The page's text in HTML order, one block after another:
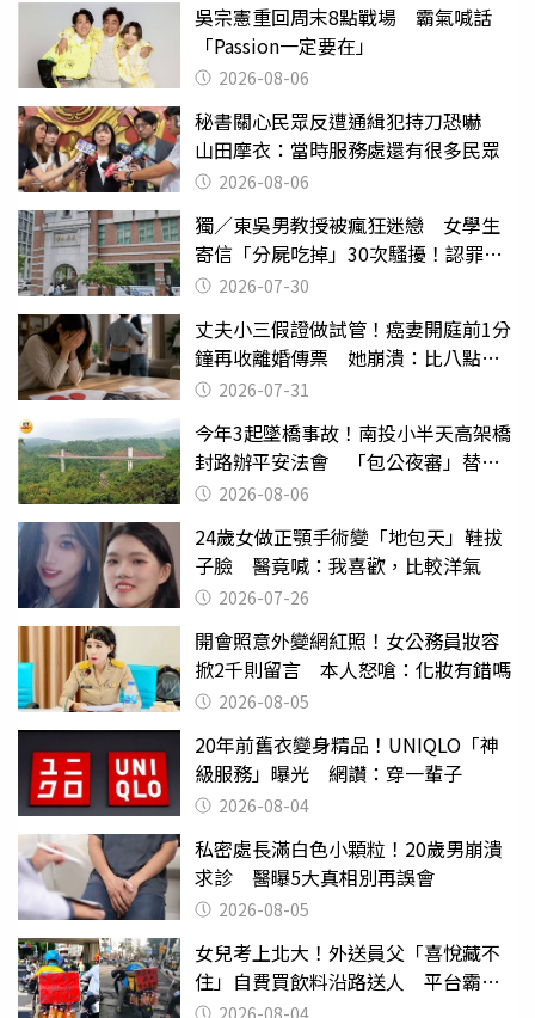
吳宗憲重回周末8點戰場 霸氣喊話
「Passion一定要在」
2026-08-06
秘書關心民眾反遭通緝犯持刀恐嚇
山田摩衣：當時服務處還有很多民眾
2026-08-06
獨／東吳男教授被瘋狂迷戀 女學生
寄信「分屍吃掉」30次騷擾！認罪免
關 2026-07-30
丈夫小三假證做試管！癌妻開庭前1分
鐘再收離婚傳票 她崩潰：比八點檔
還扯2026-07-31
今年3起墜橋事故！南投小半天高架橋
封路辦平安法會 「包公夜審」替亡
魂伸冤
2026-08-06
24歲女做正顎手術變「地包天」鞋拔
子臉 醫竟喊：我喜歡，比較洋氣
2026-07-26
開會照意外變網紅照！女公務員妝容
掀2千則留言 本人怒嗆：化妝有錯嗎
2026-08-05
20年前舊衣變身精品！UNIQLO「神
級服務」曝光 網讚：穿一輩子
2026-08-04
私密處長滿白色小顆粒！20歲男崩潰
求診 醫曝5大真相別再誤會
2026-08-05
女兒考上北大！外送員父「喜悅藏不
住」自費買飲料沿路送人 平台霸氣
幫付學費
2026-08-04